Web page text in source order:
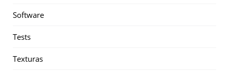
Software
Tests
Texturas